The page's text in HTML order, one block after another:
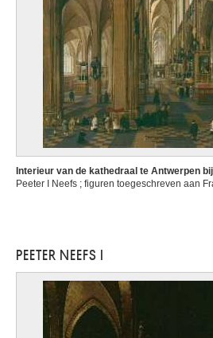
Interieur van de kathedraal te Antwerpen
Peeter I Neefs ; figuren toegeschreven aan
PEETER NEEFS I